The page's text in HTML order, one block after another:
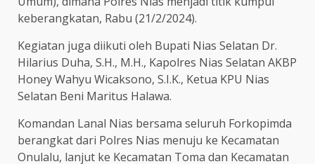
keberangkatan, Rabu (21/2/2024).
Kegiatan juga diikuti oleh Bupati Nias Selatan Dr.
Hilarius Duha, S.H., M.H., Kapolres Nias Selatan AKBP
Honey Wahyu Wicaksono, S.I.K., Ketua KPU Nias
Selatan Beni Maritus Halawa.
Komandan Lanal Nias bersama seluruh Forkopimda
berangkat dari Polres Nias menuju ke Kecamatan
Onulalu, lanjut ke Kecamatan Toma dan Kecamatan